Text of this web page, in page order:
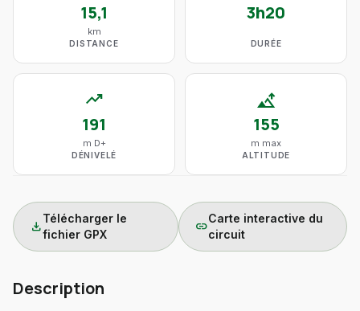
15,1
km
DISTANCE
3h20
DURÉE
trending_up
191
m D+
DÉNIVELÉ
altitude
155
m max
ALTITUDE
download
Télécharger le
fichier GPX
link
Carte interactive du
circuit
Description